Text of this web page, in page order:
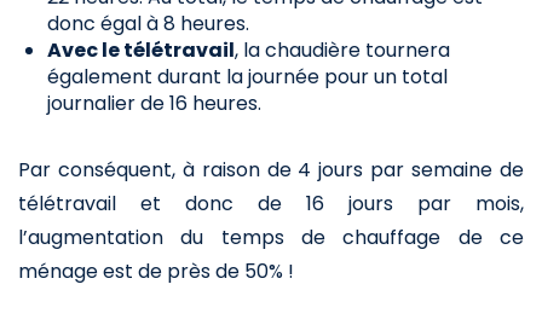
donc égal à 8 heures.
Avec le télétravail, la chaudière tournera
également durant la journée pour un total
journalier de 16 heures.
Par conséquent, à raison de 4 jours par semaine de
télétravail et donc de 16 jours par mois,
l’augmentation du temps de chauffage de ce
ménage est de près de 50% !